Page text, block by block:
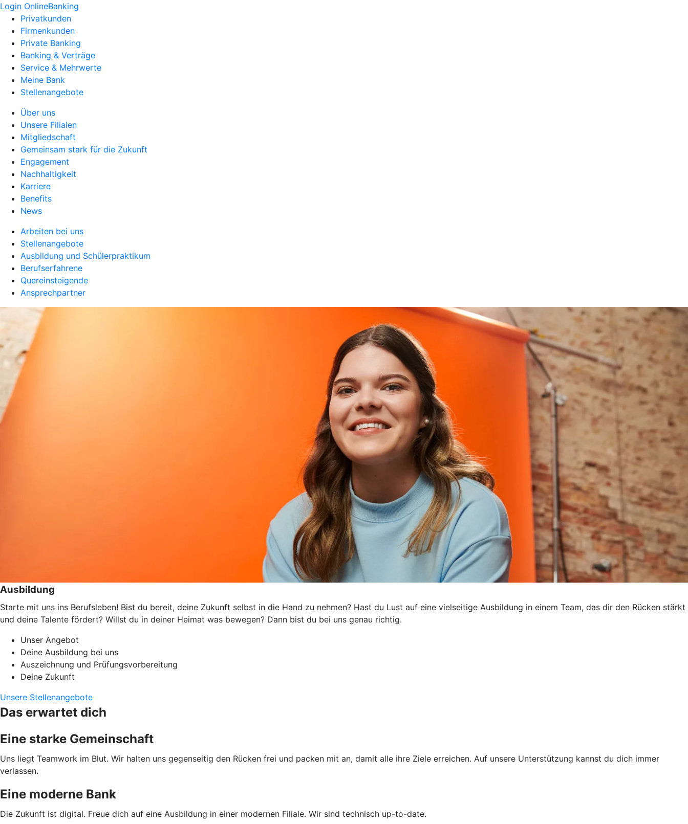
Login OnlineBanking
Privatkunden
Firmenkunden
Private Banking
Banking & Verträge
Service & Mehrwerte
Meine Bank
Stellenangebote
Über uns
Unsere Filialen
Mitgliedschaft
Gemeinsam stark für die Zukunft
Engagement
Nachhaltigkeit
Karriere
Benefits
News
Arbeiten bei uns
Stellenangebote
Ausbildung und Schülerpraktikum
Berufserfahrene
Quereinsteigende
Ansprechpartner
Ausbildung
Starte mit uns ins Berufsleben! Bist du bereit, deine Zukunft selbst in die Hand zu nehmen? Hast du Lust auf eine vielseitige Ausbildung in einem Team, das dir den Rücken stärkt
und deine Talente fördert? Willst du in deiner Heimat was bewegen? Dann bist du bei uns genau richtig.
Unser Angebot
Deine Ausbildung bei uns
Auszeichnung und Prüfungsvorbereitung
Deine Zukunft
Unsere Stellenangebote
Das erwartet dich
Eine starke Gemeinschaft
Uns liegt Teamwork im Blut. Wir halten uns gegenseitig den Rücken frei und packen mit an, damit alle ihre Ziele erreichen. Auf unsere Unterstützung kannst du dich immer
verlassen.
Eine moderne Bank
Die Zukunft ist digital. Freue dich auf eine Ausbildung in einer modernen Filiale. Wir sind technisch up-to-date.